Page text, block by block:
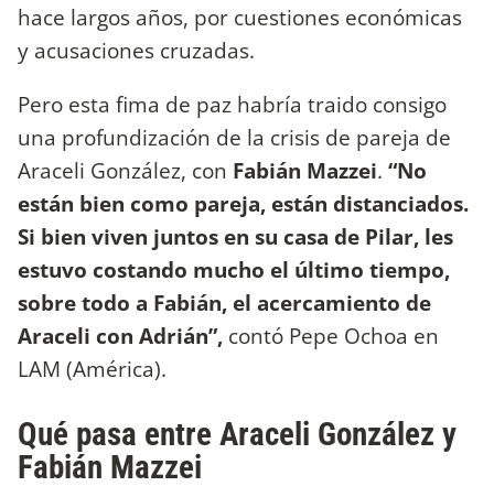
hace largos años, por cuestiones económicas
y acusaciones cruzadas.
Pero esta fima de paz habría traido consigo
una profundización de la crisis de pareja de
Araceli González, con Fabián Mazzei. “No
están bien como pareja, están distanciados.
Si bien viven juntos en su casa de Pilar, les
estuvo costando mucho el último tiempo,
sobre todo a Fabián, el acercamiento de
Araceli con Adrián”, contó Pepe Ochoa en
LAM (América).
Qué pasa entre Araceli González y
Fabián Mazzei